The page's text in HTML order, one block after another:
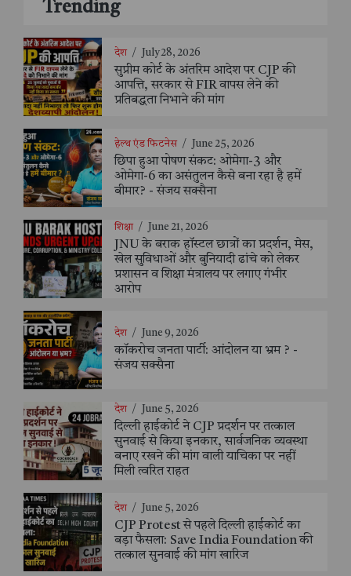
Trending
देश / July 28, 2026
सुप्रीम कोर्ट के अंतरिम आदेश पर CJP की
आपत्ति, सरकार से FIR वापस लेने की
प्रतिबद्धता निभाने की मांग
हेल्थ एंड फिटनेस / June 25, 2026
छिपा हुआ पोषण संकट: ओमेगा-3 और
ओमेगा-6 का असंतुलन कैसे बना रहा है हमें
बीमार? - संजय सक्सैना
शिक्षा / June 21, 2026
JNU के बराक हॉस्टल छात्रों का प्रदर्शन, मेस,
खेल सुविधाओं और बुनियादी ढांचे को लेकर
प्रशासन व शिक्षा मंत्रालय पर लगाए गंभीर
आरोप
देश / June 9, 2026
कॉकरोच जनता पार्टी: आंदोलन या भ्रम ? -
संजय सक्सैना
देश / June 5, 2026
दिल्ली हाईकोर्ट ने CJP प्रदर्शन पर तत्काल
सुनवाई से किया इनकार, सार्वजनिक व्यवस्था
बनाए रखने की मांग वाली याचिका पर नहीं
मिली त्वरित राहत
देश / June 5, 2026
CJP Protest से पहले दिल्ली हाईकोर्ट का
बड़ा फैसला: Save India Foundation की
तत्काल सुनवाई की मांग खारिज